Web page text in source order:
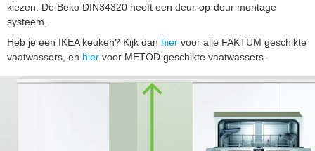
kiezen. De Beko DIN34320 heeft een deur-op-deur montage
systeem.
Heb je een IKEA keuken? Kijk dan hier voor alle FAKTUM geschikte
vaatwassers, en hier voor METOD geschikte vaatwassers.